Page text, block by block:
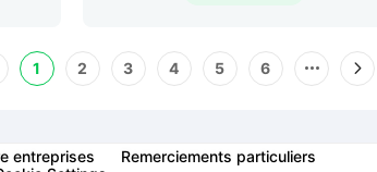
1 2 3 4 5 6
entreprises
Remerciements particuliers